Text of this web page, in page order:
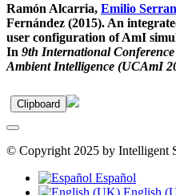
Ramón Alcarria, Emilio
Fernández (2015). An
user configuration of AmI
In 9th International
Ambient Intelligence (UCAmI
Clipboard
© Copyright 2025 by Intelligent
Español
English